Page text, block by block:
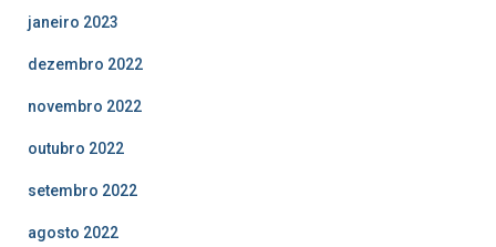
janeiro 2023
dezembro 2022
novembro 2022
outubro 2022
setembro 2022
agosto 2022